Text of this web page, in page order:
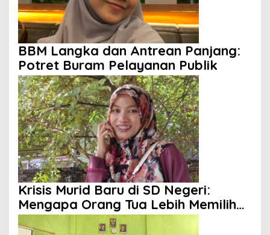
BBM Langka dan Antrean Panjang:
Potret Buram Pelayanan Publik
Krisis Murid Baru di SD Negeri:
Mengapa Orang Tua Lebih Memilih
Sekolah Swasta?